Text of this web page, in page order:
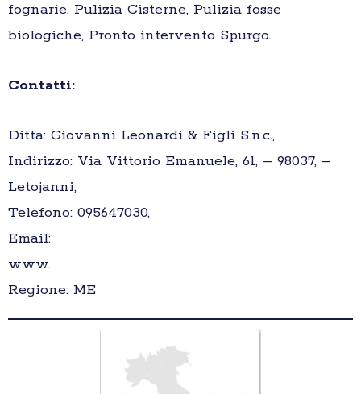
fognarie, Pulizia Cisterne, Pulizia fosse
biologiche, Pronto intervento Spurgo.
Contatti:
Ditta: Giovanni Leonardi & Figli S.n.c.,
Indirizzo: Via Vittorio Emanuele, 61, – 98037, –
Letojanni,
Telefono: 095647030,
Email:
www.
Regione: ME